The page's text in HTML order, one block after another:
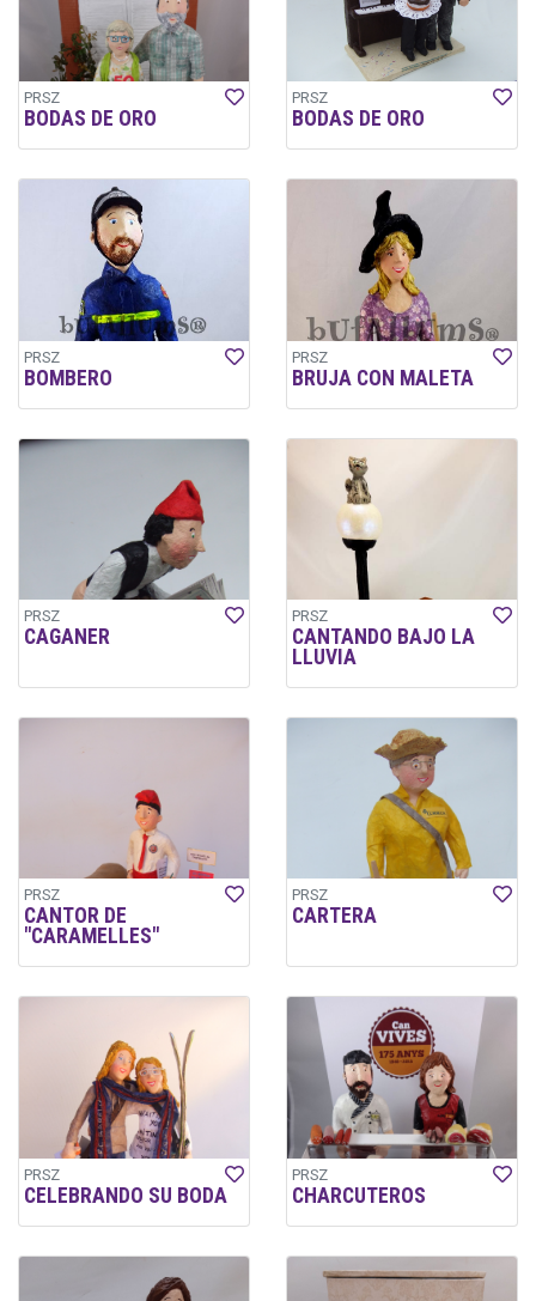
PRSZ
BODAS DE ORO
PRSZ
BODAS DE ORO
PRSZ
BOMBERO
PRSZ
BRUJA CON MALETA
PRSZ
CAGANER
PRSZ
CANTANDO BAJO LA
LLUVIA
PRSZ
CANTOR DE
"CARAMELLES"
PRSZ
CARTERA
PRSZ
CELEBRANDO SU BODA
PRSZ
CHARCUTEROS